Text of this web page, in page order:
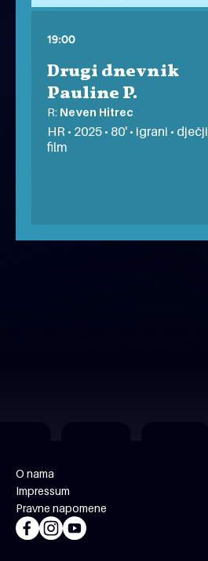
19:00
Drugi dnevnik
Pauline P.
R: Neven Hitrec
HR • 2025 • 80' • igrani • dječji
film
MJESEC NAŠEG FILMA 2026
O nama
Impressum
Pravne napomene